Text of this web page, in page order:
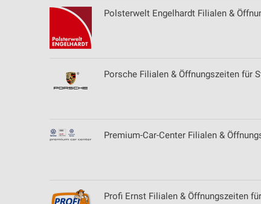
Polsterwelt Engelhardt Filialen &
Porsche Filialen & Öffnungszeiten für
Premium-Car-Center Filialen &
Profi Ernst Filialen & Öffnungszeiten
Messung der Werbeleistung
Messung der Performance von Inhalten
Entwicklung und Verbesserung der Angebote
IAB-Besonderheiten:
Nicht-IAB-Verarbeitungszwecke: